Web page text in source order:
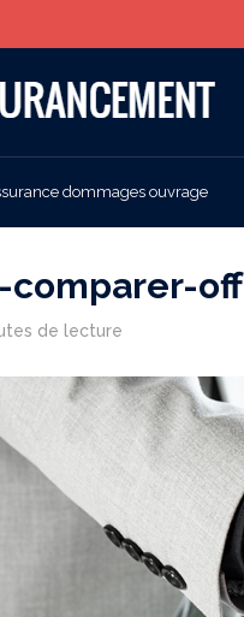
dommages ouvrage
comparer-
de lecture